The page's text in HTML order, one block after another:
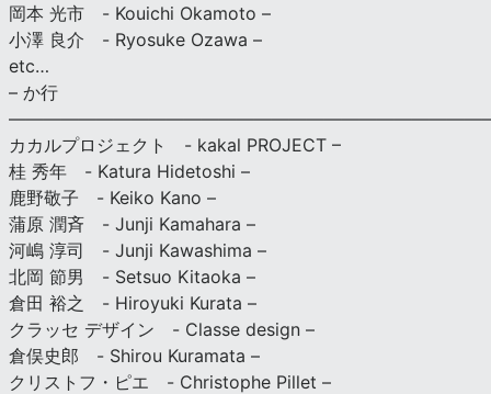
岡本 光市 - Kouichi Okamoto –
小澤 良介 - Ryosuke Ozawa –
etc…
– か行
カカルプロジェクト - kakal PROJECT –
桂 秀年 - Katura Hidetoshi –
鹿野敬子 - Keiko Kano –
蒲原 潤斉 - Junji Kamahara –
河嶋 淳司 - Junji Kawashima –
北岡 節男 - Setsuo Kitaoka –
倉田 裕之 - Hiroyuki Kurata –
クラッセ デザイン - Classe design –
倉俣史郎 - Shirou Kuramata –
クリストフ・ピエ - Christophe Pillet –